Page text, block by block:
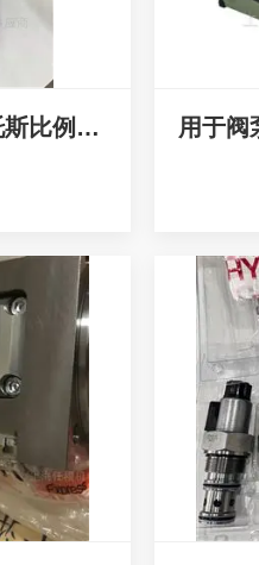
DHZO-T-051-L5阿托斯比例阀*秒发